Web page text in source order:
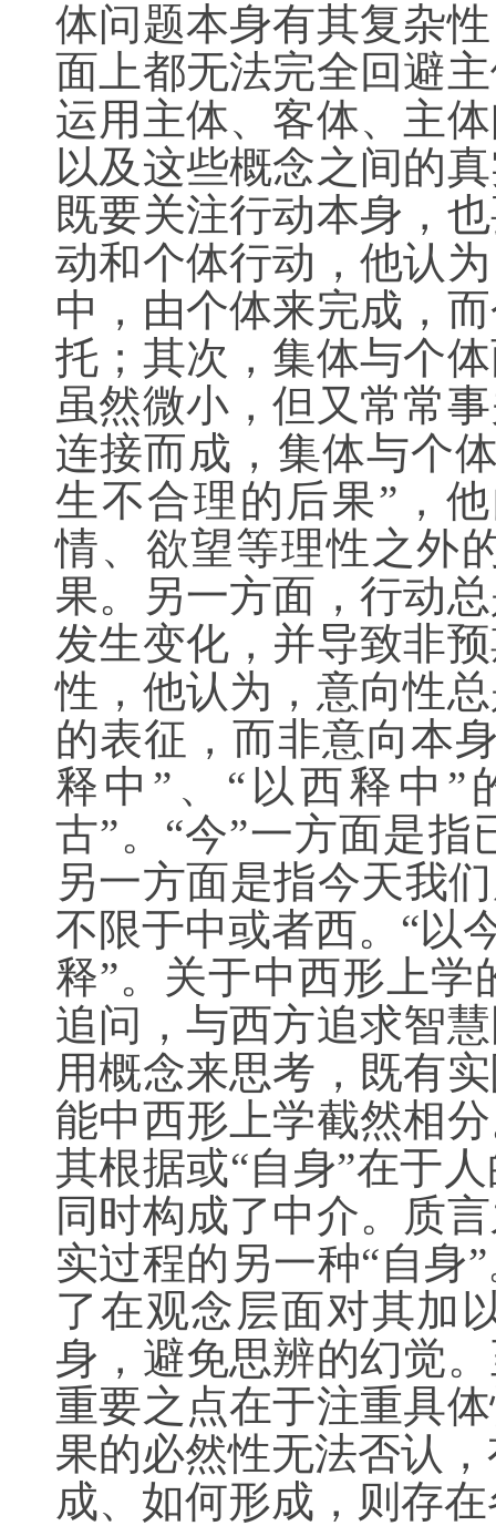
体问题本身有其复杂
面上都无法完全回避
运用主体、客体、主
以及这些概念之间的
既要关注行动本身，
动和个体行动，他认
中，由个体来完成，
托；其次，集体与个
虽然微小，但又常常
连接而成，集体与个
生不合理的后果”，
情、欲望等理性之外
果。另一方面，行动
发生变化，并导致非
性，他认为，意向性
的表征，而非意向本
释中”、“以西释中”
古”。“今”一方面是
另一方面是指今天我
不限于中或者西。“以
释”。关于中西形上
追问，与西方追求智
用概念来思考，既有
能中西形上学截然相
其根据或“自身”在于
同时构成了中介。质
实过程的另一种“自身
了在观念层面对其加
身，避免思辨的幻觉
重要之点在于注重具
果的必然性无法否认
成、如何形成，则存